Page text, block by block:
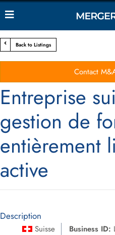
Back to Listings
Contact
Entreprise
gestion de
entièrement
active
Description
Suisse Business ID: